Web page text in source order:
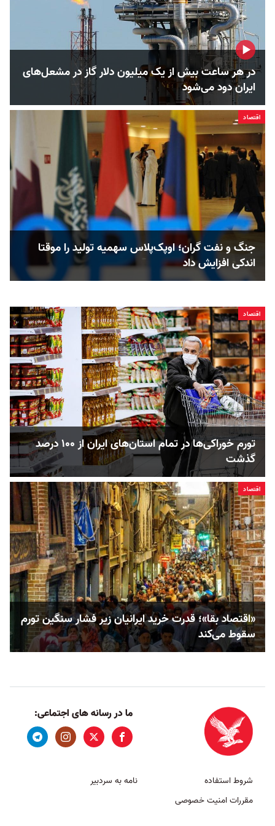
در هر ساعت بیش از یک میلیون دلار گاز در مشعل‌های
ایران دود می‌شود
اقتصاد
جنگ و نفت گران؛ اوپک‌پلاس سهمیه تولید را موقتا
اندکی افزایش داد
اقتصاد
تورم خوراکی‌ها در تمام استان‌های ایران از ۱۰۰ درصد
گذشت
اقتصاد
«اقتصاد بقا»؛ قدرت خرید ایرانیان زیر فشار سنگین تورم
سقوط می‌کند
ما در رسانه های اجتماعی:
شروط استفاده
مقررات امنیت خصوصی
نامه به سردبیر